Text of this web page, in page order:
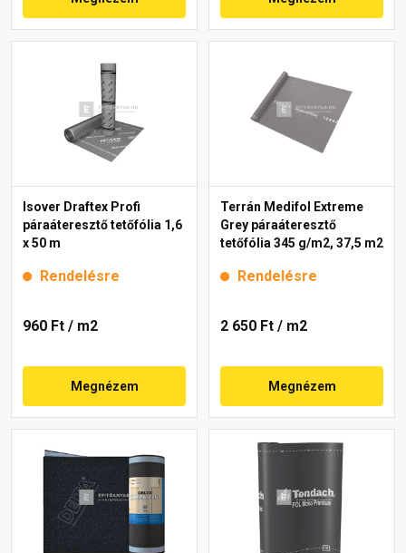
Isover Draftex Profi
páraáteresztő tetőfólia 1,6
x 50 m
Rendelésre
960 Ft / m2
Megnézem
Terrán Medifol Extreme
Grey páraáteresztő
tetőfólia 345 g/m2, 37,5 m2
Rendelésre
2 650 Ft / m2
Megnézem